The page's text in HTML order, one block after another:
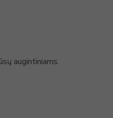
augintiniams.